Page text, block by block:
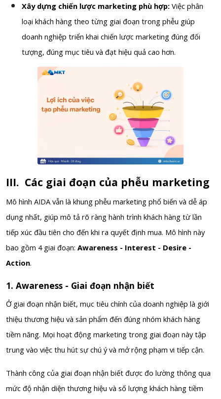
Xây dựng chiến lược marketing phù hợp: Việc phân
loại khách hàng theo từng giai đoạn trong phễu giúp
doanh nghiệp triển khai chiến lược marketing đúng đối
tượng, đúng mục tiêu và đạt hiệu quả cao hơn.
III. Các giai đoạn của phễu marketing
Mô hình AIDA vẫn là khung phễu marketing phổ biến và dễ áp
dụng nhất, giúp mô tả rõ ràng hành trình khách hàng từ lần
tiếp xúc đầu tiên cho đến khi ra quyết định mua. Mô hình này
bao gồm 4 giai đoạn: Awareness - Interest - Desire -
Action.
1. Awareness - Giai đoạn nhận biết
Ở giai đoạn nhận biết, mục tiêu chính của doanh nghiệp là giới
thiệu thương hiệu và sản phẩm đến đúng nhóm khách hàng
tiềm năng. Mọi hoạt động marketing trong giai đoạn này tập
trung vào việc thu hút sự chú ý và mở rộng phạm vi tiếp cận.
Thành công của giai đoạn nhận biết được đo lường thông qua
mức độ nhận diện thương hiệu và số lượng khách hàng tiềm